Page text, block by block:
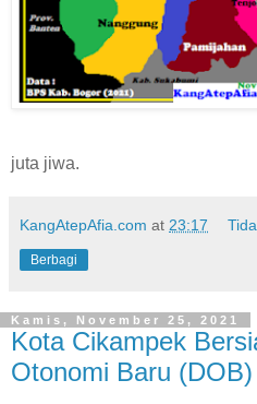
juta jiwa.
KangAtepAfia.com at 23:17
Berbagi
Kamis, November 25, 2021
Kota Cikampek
Otonomi Baru (DOB)